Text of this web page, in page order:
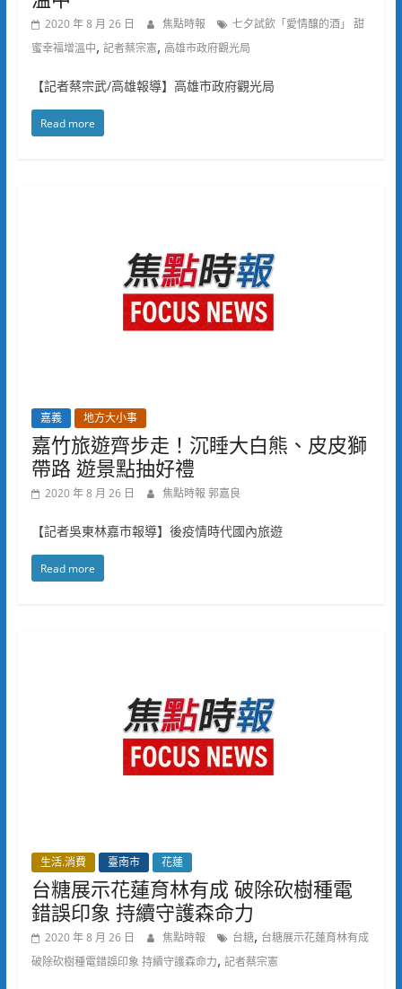
2020 年 8 月 26 日 焦點時報
七夕試飲「愛情釀的酒」 甜
蜜幸福增溫中, 記者蔡宗憲, 高雄市政府觀光局
【記者蔡宗武/高雄報導】高雄市政府觀光局
Read more
嘉義 地方大小事
嘉竹旅遊齊步走！沉睡大白熊、皮皮獅
帶路 遊景點抽好禮
2020 年 8 月 26 日 焦點時報 郭嘉良
【記者吳東林嘉市報導】後疫情時代國內旅遊
Read more
生活.消費 臺南市 花蓮
台糖展示花蓮育林有成 破除砍樹種電
錯誤印象 持續守護森命力
2020 年 8 月 26 日 焦點時報 台糖, 台糖展示花蓮育林有成
破除砍樹種電錯誤印象 持續守護森命力, 記者蔡宗憲